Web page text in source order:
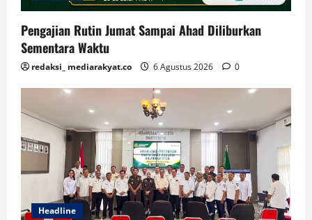
Pengajian Rutin Jumat Sampai Ahad Diliburkan
Sementara Waktu
redaksi_ mediarakyat.co 6 Agustus 2026 0
Headline